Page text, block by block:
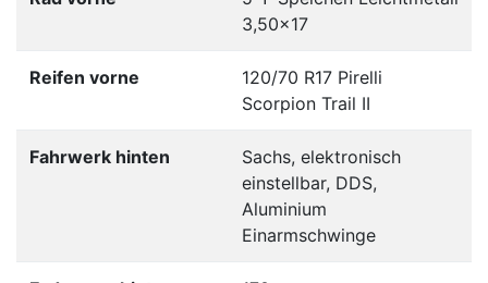
3,50x17
Reifen vorne
120/70 R17 Pirelli
Scorpion Trail II
Fahrwerk hinten
Sachs, elektronisch
einstellbar, DDS,
Aluminium
Einarmschwinge